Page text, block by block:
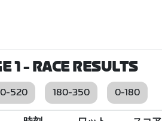
1- RACE RESULTS
520 180-350 0-180